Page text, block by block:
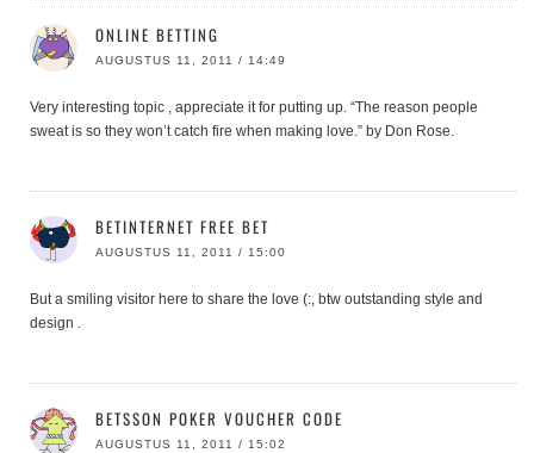
ONLINE BETTING
AUGUSTUS 11, 2011 / 14:49
Very interesting topic , appreciate it for putting up. “The reason people
sweat is so they won’t catch fire when making love.” by Don Rose.
BETINTERNET FREE BET
AUGUSTUS 11, 2011 / 15:00
But a smiling visitor here to share the love (:, btw outstanding style and
design .
BETSSON POKER VOUCHER CODE
AUGUSTUS 11, 2011 / 15:02